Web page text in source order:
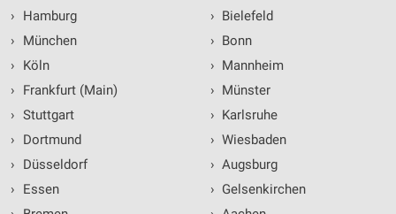
›
Hamburg
›
München
›
Köln
›
Frankfurt (Main)
› Stuttgart
›
Dortmund
›
Düsseldorf
›
Essen
› Bielefeld
› Bonn
› Mannheim
› Münster
› Karlsruhe
› Wiesbaden
› Augsburg
› Gelsenkirchen